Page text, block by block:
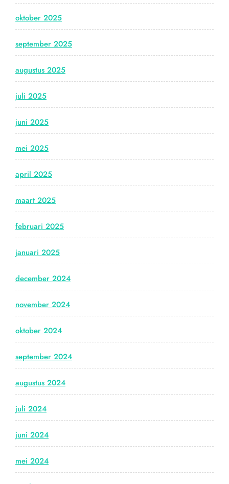
oktober 2025
september 2025
augustus 2025
juli 2025
juni 2025
mei 2025
april 2025
maart 2025
februari 2025
januari 2025
december 2024
november 2024
oktober 2024
september 2024
augustus 2024
juli 2024
juni 2024
mei 2024